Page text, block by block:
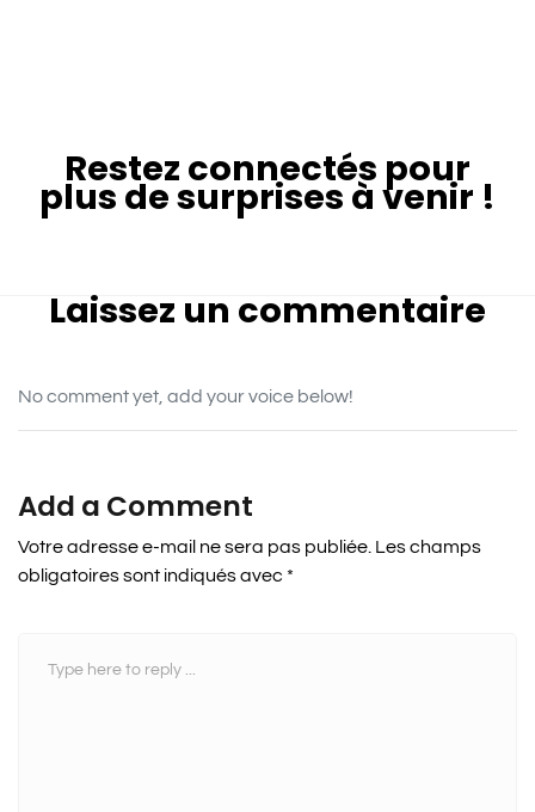
Restez connectés pour
plus de surprises à venir !
Laissez un commentaire
No comment yet, add your voice below!
Add a Comment
Votre adresse e-mail ne sera pas publiée. Les champs
obligatoires sont indiqués avec *